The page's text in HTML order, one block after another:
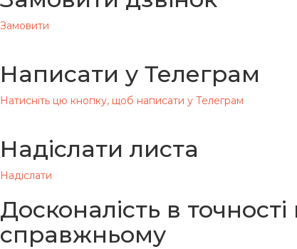
Замовити
Написати у Телеграм
Натисніть цю кнопку, щоб написати у Телеграм
Надіслати листа
Надіслати
Досконалість в
справжньому